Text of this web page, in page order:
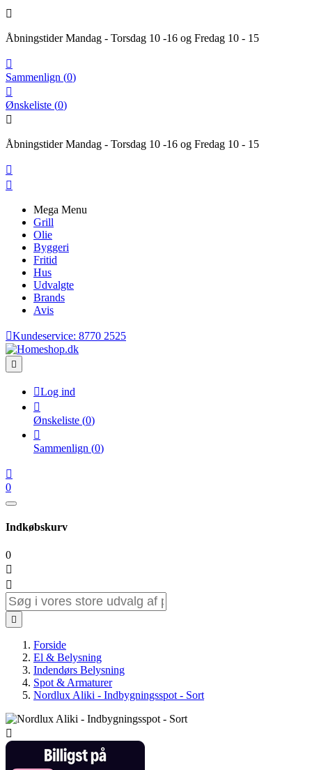

Åbningstider Mandag - Torsdag 10 -16 og Fredag 10 - 15

Sammenlign (0)

Ønskeliste (0)

Åbningstider Mandag - Torsdag 10 -16 og Fredag 10 - 15


Mega Menu
Grill
Olie
Byggeri
Fritid
Hus
Udvalgte
Brands
Avis
Kundeservice: 8770 2525

Log ind

Ønskeliste (0)

Sammenlign (0)

0
Indkøbskurv
0



Forside
El & Belysning
Indendørs Belysning
Spot & Armaturer
Nordlux Aliki - Indbygningsspot - Sort
